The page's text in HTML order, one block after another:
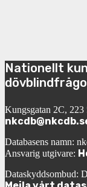
Nationellt
Kungsgatan 2C, 223
Databasens namn:
Ansvarig utgivare:
Dataskyddsombud: